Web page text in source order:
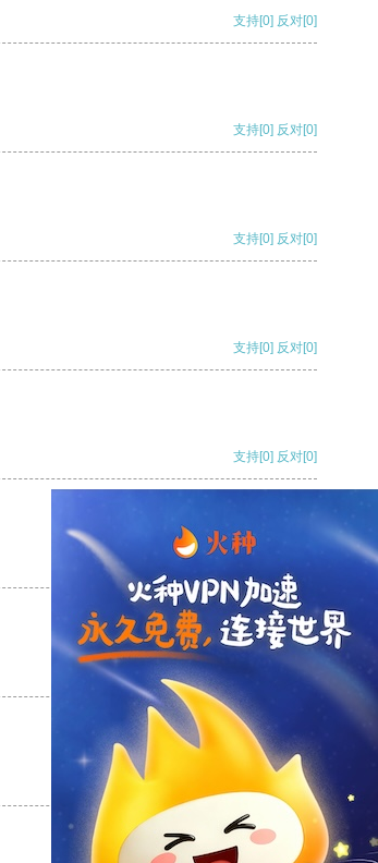
支持[0] 反对[0]
支持[0] 反对[0]
支持[0] 反对[0]
支持[0] 反对[0]
支持[0] 反对[0]
反对
反对[0]